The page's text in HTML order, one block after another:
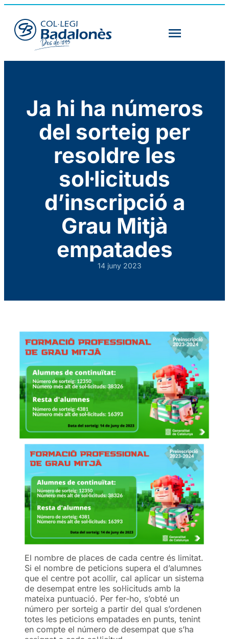
Ja hi ha números
del sorteig per
resoldre les
sol·licituds
d’inscripció a
Grau Mitjà
empatades
14 juny 2023
El nombre de places de cada centre és limitat.
Si el nombre de peticions supera el d’alumnes
que el centre pot acollir, cal aplicar un sistema
de desempat entre les sol·licituds amb la
mateixa puntuació. Per fer-ho, s’obté un
número per sorteig a partir del qual s’ordenen
totes les peticions empatades en punts, tenint
en compte el número de desempat que s’ha